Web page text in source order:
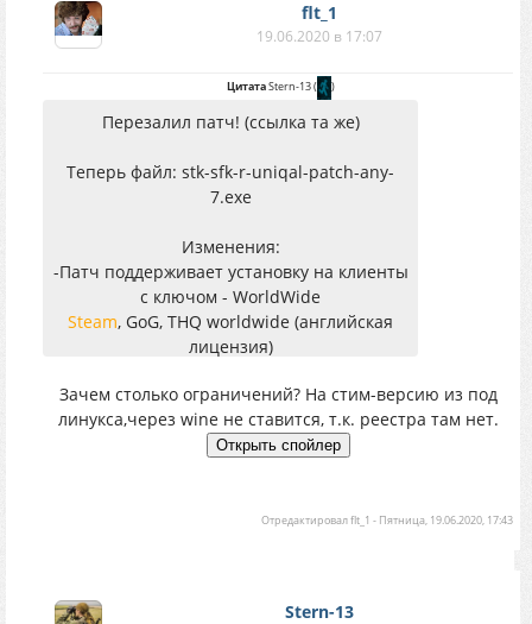
flt_1
19.06.2020 в 17:07
ЦитатаStern-13( )
Перезалил патч! (ссылка та же)
Теперь файл: stk-sfk-r-uniqal-patch-any-
7.exe
Изменения:
-Патч поддерживает установку на клиенты
с ключом - WorldWide
Steam, GoG, THQ worldwide (английская
лицензия)
поддерживаются,только оригинальные
установки
Зачем столько ограничений? На стим-версию из под
линукса,через wine не ставится, т.к. реестра там нет.
Отредактировалflt_1 - Пятница, 19.06.2020, 17:43
Stern-13